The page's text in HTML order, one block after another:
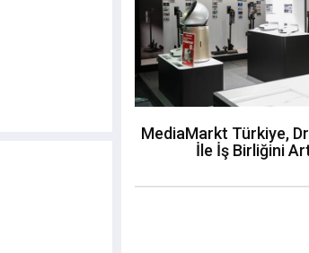
MediaMarkt Türkiye,
İle İş Birliğini